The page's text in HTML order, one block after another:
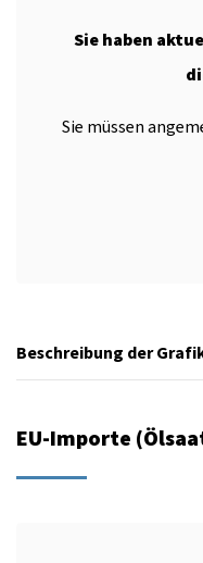
Sie haben
Sie müssen
Beschreibung der
EU-Importe